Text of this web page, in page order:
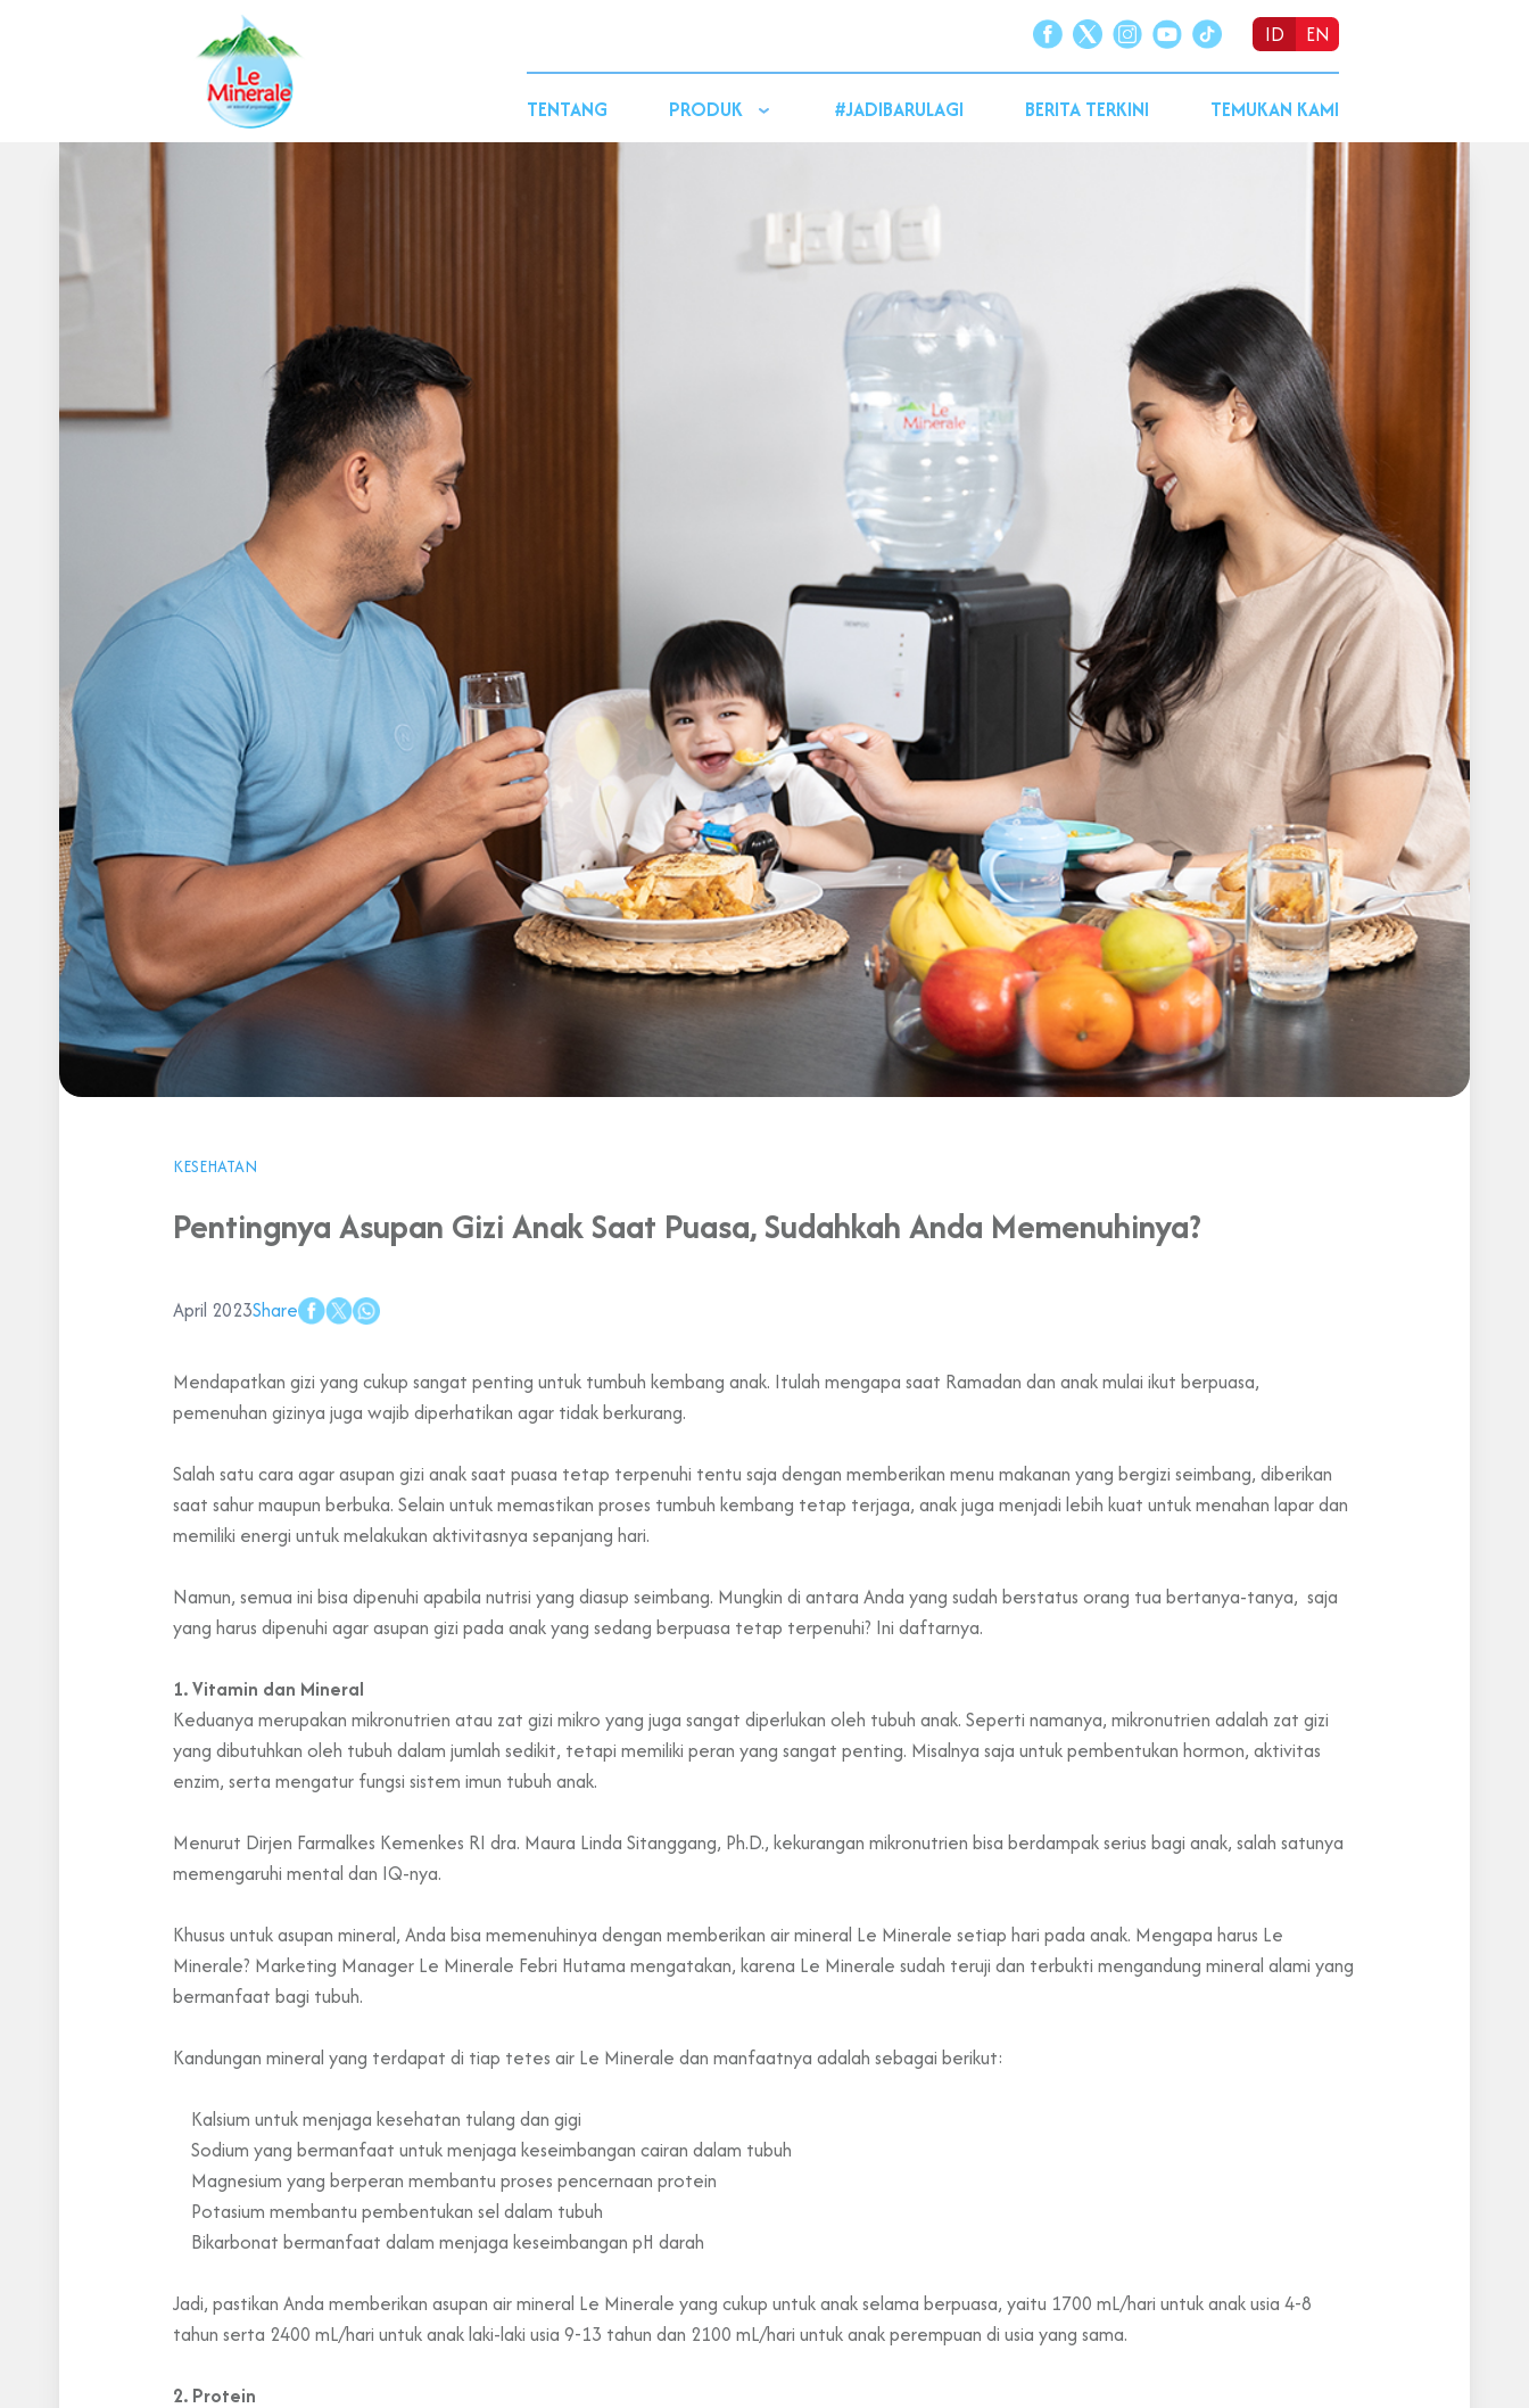
ID EN
TENTANG PRODUK #JADIBARULAGI BERITA TERKINI TEMUKAN KAMI
KESEHATAN
Pentingnya Asupan Gizi Anak Saat Puasa, Sudahkah Anda Memenuhinya?
April 2023Share
Mendapatkan gizi yang cukup sangat penting untuk tumbuh kembang anak. Itulah mengapa saat Ramadan dan anak mulai ikut berpuasa,
pemenuhan gizinya juga wajib diperhatikan agar tidak berkurang.
Salah satu cara agar asupan gizi anak saat puasa tetap terpenuhi tentu saja dengan memberikan menu makanan yang bergizi seimbang, diberikan
saat sahur maupun berbuka. Selain untuk memastikan proses tumbuh kembang tetap terjaga, anak juga menjadi lebih kuat untuk menahan lapar dan
memiliki energi untuk melakukan aktivitasnya sepanjang hari.
Namun, semua ini bisa dipenuhi apabila nutrisi yang diasup seimbang. Mungkin di antara Anda yang sudah berstatus orang tua bertanya-tanya, saja
yang harus dipenuhi agar asupan gizi pada anak yang sedang berpuasa tetap terpenuhi? Ini daftarnya.
1. Vitamin dan Mineral
Keduanya merupakan mikronutrien atau zat gizi mikro yang juga sangat diperlukan oleh tubuh anak. Seperti namanya, mikronutrien adalah zat gizi
yang dibutuhkan oleh tubuh dalam jumlah sedikit, tetapi memiliki peran yang sangat penting. Misalnya saja untuk pembentukan hormon, aktivitas
enzim, serta mengatur fungsi sistem imun tubuh anak.
Menurut Dirjen Farmalkes Kemenkes RI dra. Maura Linda Sitanggang, Ph.D., kekurangan mikronutrien bisa berdampak serius bagi anak, salah satunya
memengaruhi mental dan IQ-nya.
Khusus untuk asupan mineral, Anda bisa memenuhinya dengan memberikan air mineral Le Minerale setiap hari pada anak. Mengapa harus Le
Minerale? Marketing Manager Le Minerale Febri Hutama mengatakan, karena Le Minerale sudah teruji dan terbukti mengandung mineral alami yang
bermanfaat bagi tubuh.
Kandungan mineral yang terdapat di tiap tetes air Le Minerale dan manfaatnya adalah sebagai berikut:
Kalsium untuk menjaga kesehatan tulang dan gigi
Sodium yang bermanfaat untuk menjaga keseimbangan cairan dalam tubuh
Magnesium yang berperan membantu proses pencernaan protein
Potasium membantu pembentukan sel dalam tubuh
Bikarbonat bermanfaat dalam menjaga keseimbangan pH darah
Jadi, pastikan Anda memberikan asupan air mineral Le Minerale yang cukup untuk anak selama berpuasa, yaitu 1700 mL/hari untuk anak usia 4-8
tahun serta 2400 mL/hari untuk anak laki-laki usia 9-13 tahun dan 2100 mL/hari untuk anak perempuan di usia yang sama.
2. Protein